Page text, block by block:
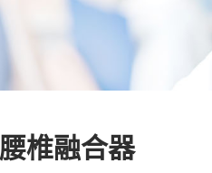
椎融合器